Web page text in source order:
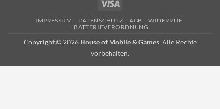
Pickup
IMPRESSUM DATENSCHUTZ AGB
WIDERRUF
BATTERIEVERORDNUNG
Copyright © 2026 House of Mobile & Games.Alle Rechte
vorbehalten.